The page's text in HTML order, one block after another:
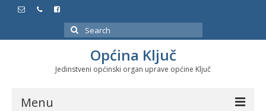
Search
for:
Općina Ključ
Jedinstveni općinski organ uprave općine Ključ
Menu